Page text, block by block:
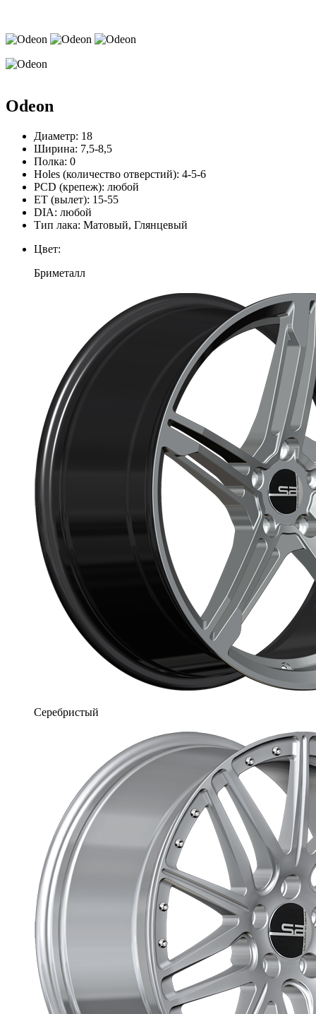
Odeon
Диаметр: 18
Ширина: 7,5-8,5
Полка: 0
Holes (количество отверстий): 4-5-6
PCD (крепеж): любой
ЕТ (вылет): 15-55
DIA: любой
Тип лака: Матовый, Глянцевый
Цвет:
Бриметалл
Серебристый